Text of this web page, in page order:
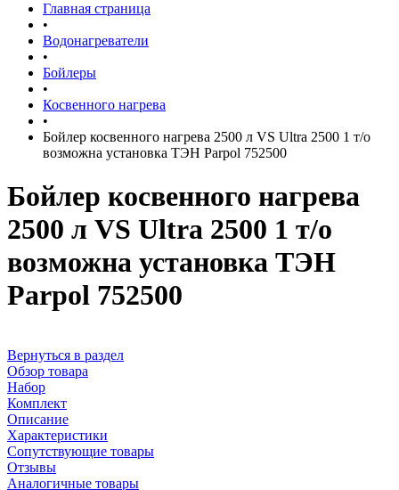
Главная страница
•
Водонагреватели
•
Бойлеры
•
Косвенного нагрева
•
Бойлер косвенного нагрева 2500 л VS Ultra 2500 1 т/о
возможна установка ТЭН Parpol 752500
Бойлер косвенного нагрева
2500 л VS Ultra 2500 1 т/о
возможна установка ТЭН
Parpol 752500
Вернуться в раздел
Обзор товара
Набор
Комплект
Описание
Характеристики
Сопутствующие товары
Отзывы
Аналогичные товары